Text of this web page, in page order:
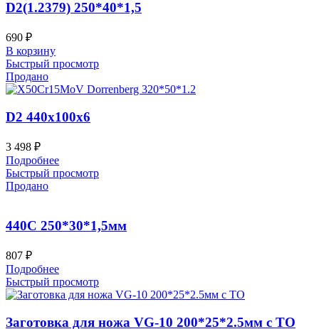
D2(1.2379) 250*40*1,5
690 ₽
В корзину
Быстрый просмотр
Продано
D2 440x100x6
3 498 ₽
Подробнее
Быстрый просмотр
Продано
440C 250*30*1,5мм
807 ₽
Подробнее
Быстрый просмотр
Заготовка для ножа VG-10 200*25*2.5мм с ТО